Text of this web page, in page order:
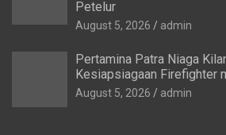
Petelur
August 5, 2026 admin
Pertamina Patra Niaga
Kesiapsiagaan Firefighter
August 5, 2026 admin